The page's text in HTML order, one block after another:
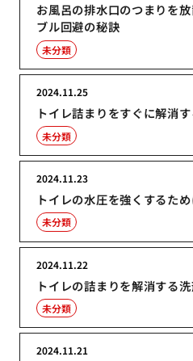
お風呂の排水口のつまりを
ブル回避の秘訣
未分類
トイレ詰まりをすぐに解消
2024.11.25
未分類
トイレの水圧を強くするた
2024.11.23
未分類
トイレの詰まりを解消する
2024.11.22
未分類
2024.11.21